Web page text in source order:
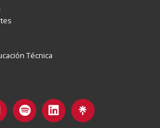
Técnica